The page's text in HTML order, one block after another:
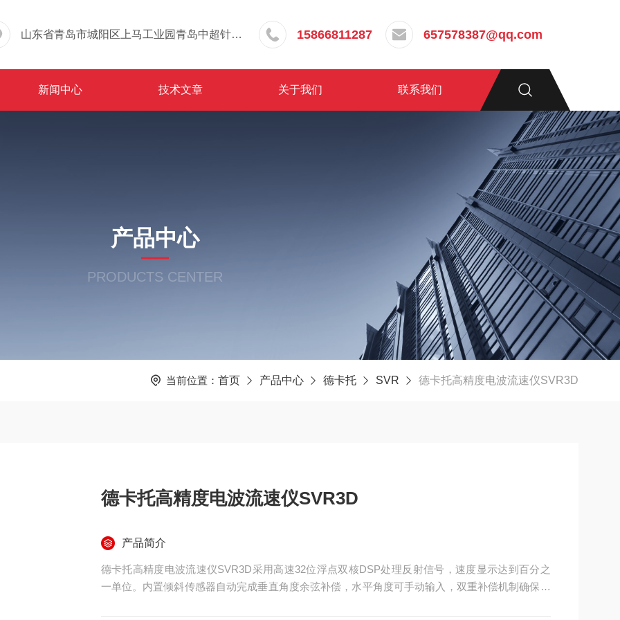
山东省青岛市城阳区上马工业园青岛中超针织有限公司院内东办公楼三层 15866811287 657578387@qq.com
新闻中心 技术文章 关于我们 联系我们
产品中心
PRODUCTS CENTER
当前位置： 首页 产品中心 德卡托 SVR 德卡托高精度电波流速仪SVR3D
德卡托高精度电波流速仪SVR3D
产品简介
德卡托高精度电波流速仪SVR3D采用高速32位浮点双核DSP处理反射信号，速度显示达到百分之
一单位。内置倾斜传感器自动完成垂直角度余弦补偿，水平角度可手动输入，双重补偿机制确保测